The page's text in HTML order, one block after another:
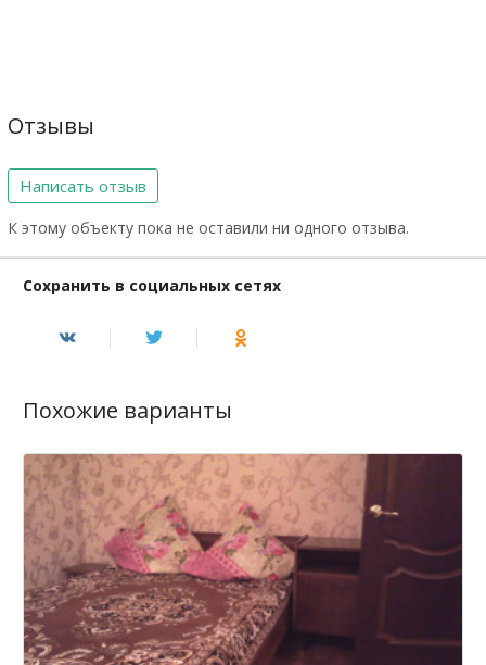
Отзывы
Написать отзыв
К этому объекту пока не оставили ни одного отзыва.
Сохранить в социальных сетях
Похожие варианты